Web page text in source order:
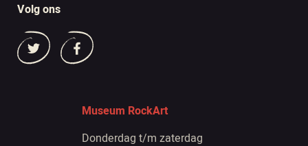
Volg ons
Museum RockArt
Donderdag t/m zaterdag